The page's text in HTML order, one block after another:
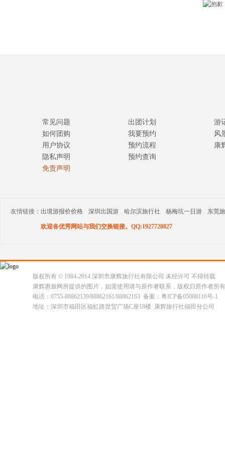
常见问题
如何团购
用户协议
隐私声明
免责声明
出团计划
我要预约
预约流程
预约查询
游
风
康
友情链接： 出境游报价价格 深圳出国游 哈尔滨旅行社 杨梅坑一日游 东莞
欢迎各优秀网站与我们交换链接。QQ:1927720827
版权所有 © 1984-2014 深圳市康辉旅行社有限公司 未经许可 不得转载
康辉惠旅网所提供的图片，如需使用请与原作者联系，版权归原作者所
电话：0755-88862139/88862161/88862163 备案：粤ICP备05088116号-1
地址：深圳市福田区福虹路世贸广场C座18楼 康辉旅行社福田分公司